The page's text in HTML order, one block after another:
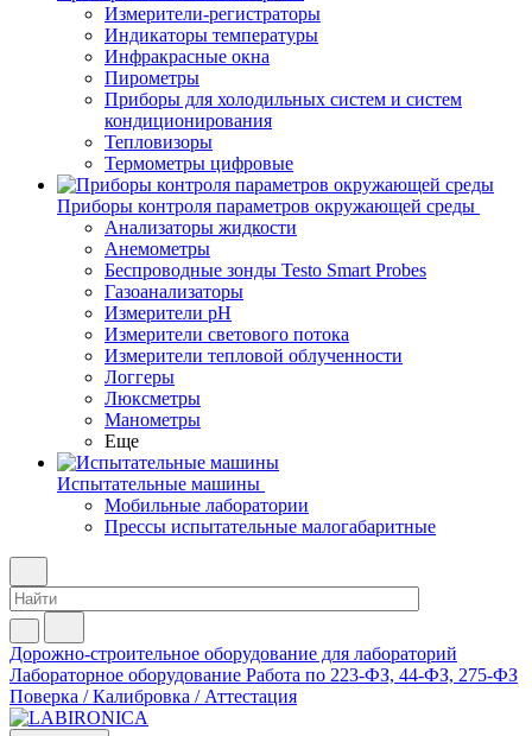
Измерители-регистраторы
Индикаторы температуры
Инфракрасные окна
Пирометры
Приборы для холодильных систем и систем
кондиционирования
Тепловизоры
Термометры цифровые
Приборы контроля параметров окружающей среды
Анализаторы жидкости
Анемометры
Беспроводные зонды Testo Smart Probes
Газоанализаторы
Измерители pH
Измерители светового потока
Измерители тепловой облученности
Логгеры
Люксметры
Манометры
Еще
Испытательные машины
Мобильные лаборатории
Прессы испытательные малогабаритные
Дорожно-строительное оборудование для лабораторий
Лабораторное оборудование Работа по 223-ФЗ, 44-ФЗ, 275-ФЗ
Поверка / Калибровка / Аттестация